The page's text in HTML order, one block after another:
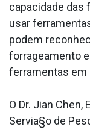
capacidade das
usar
podem
forrageamento
ferramentas em
O Dr. Jian
Servia§o de